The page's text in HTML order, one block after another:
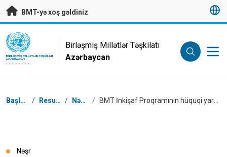
Əsas məzmuna keç
BMT-yə xoş gəldiniz
UN Logo
BIRLƏŞMIŞ MILLƏTLƏR TƏŞKILATI
AZƏRBAYCAN
Birləşmiş Millətlər Təşkilatı
Azərbaycan
Naviqasiya
Başlanğıc / Resurslar / Nəşrlər / BMT İnkişaf Proqramının hüquqi yardım üzrə bələdçi nəşri
Nəşr